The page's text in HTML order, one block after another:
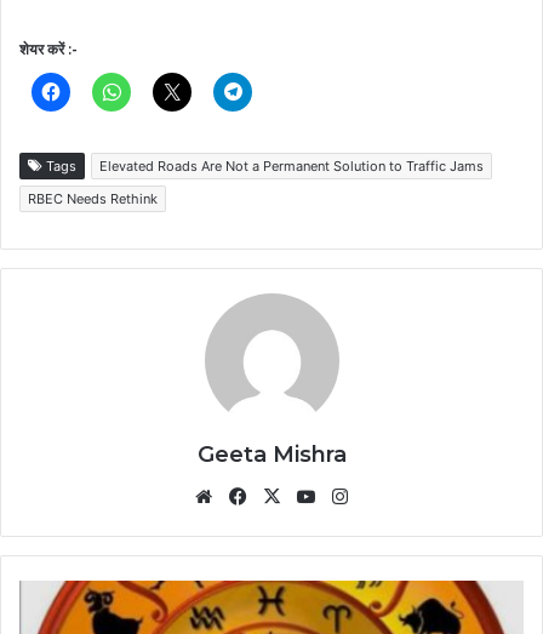
शेयर करें :-
Tags
Elevated Roads Are Not a Permanent Solution to Traffic Jams
RBEC Needs Rethink
Geeta Mishra
WebsiteFacebook
X YouTube